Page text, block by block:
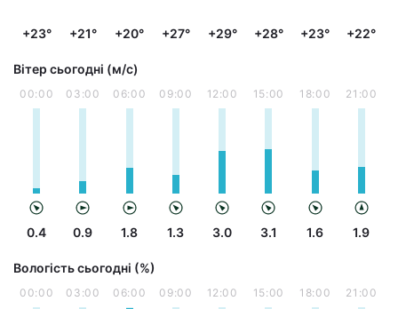
+23° +21° +20° +27° +29° +28° +23° +22°
Вітер сьогодні (м/с)
00:00
0.4
03:00
0.9
06:00
1.8
09:00
1.3
12:00
3.0
15:00
3.1
18:00
1.6
21:00
1.9
Вологість сьогодні (%)
00:00 03:00 06:00 09:00 12:00 15:00 18:00 21:00